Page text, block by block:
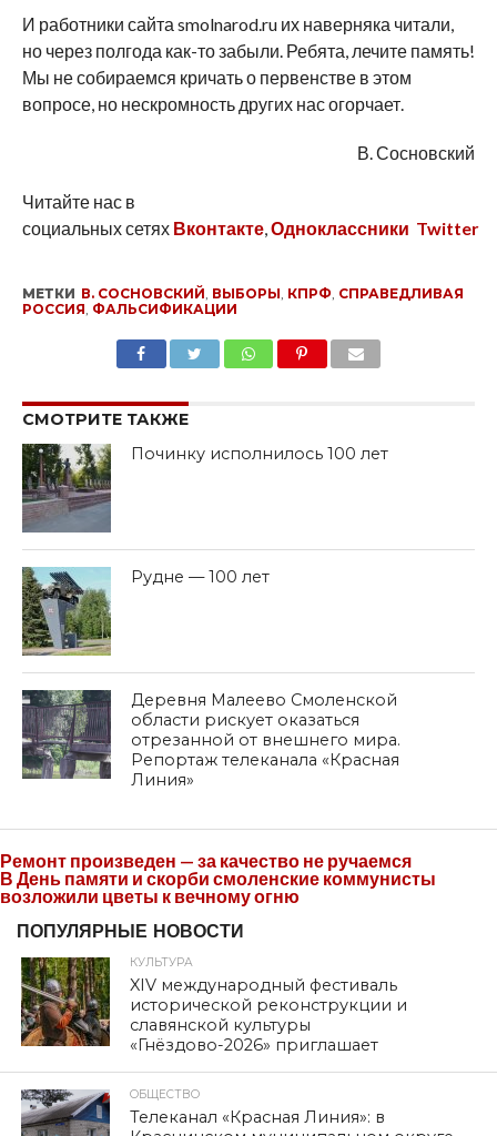
И работники сайта smolnarod.ru их наверняка читали,
но через полгода как-то забыли. Ребята, лечите память!
Мы не собираемся кричать о первенстве в этом
вопросе, но нескромность других нас огорчает.
В. Сосновский
Читайте нас в
социальных сетях Вконтакте, Одноклассники Twitter
МЕТКИ В. СОСНОВСКИЙ ВЫБОРЫ КПРФ СПРАВЕДЛИВАЯ
РОССИЯ ФАЛЬСИФИКАЦИИ
СМОТРИТЕ ТАКЖЕ
Починку исполнилось 100 лет
Рудне — 100 лет
Деревня Малеево Смоленской
области рискует оказаться
отрезанной от внешнего мира.
Репортаж телеканала «Красная
Линия»
Ремонт произведен — за качество не ручаемся
В День памяти и скорби смоленские коммунисты
возложили цветы к вечному огню
ПОПУЛЯРНЫЕ НОВОСТИ
КУЛЬТУРА
XIV международный фестиваль
исторической реконструкции и
славянской культуры
«Гнёздово-2026» приглашает
ОБЩЕСТВО
Телеканал «Красная Линия»: в